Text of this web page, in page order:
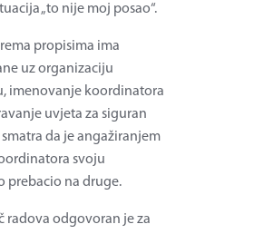
„to nije moj posao“.
propisima ima
uz organizaciju
imenovanje koordinatora
uvjeta za siguran
da je angažiranjem
svoju
prebacio na druge.
radova odgovoran je za